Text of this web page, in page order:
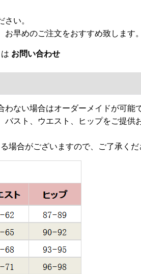
い。
早めのご注文をおすすめ致します。
お問い合わせ
ない場合はオーダーメイドが可能で
スト、ウエスト、ヒップをご提
合がございますので、ご了承くだ